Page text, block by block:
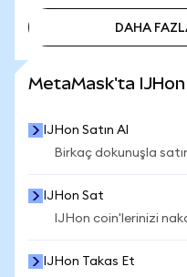
DAHA
MetaMask'ta IJHon
IJHon Satın Al
Birkaç dokunuşla
IJHon Sat
IJHon coin'lerinizi
IJHon Takas Et